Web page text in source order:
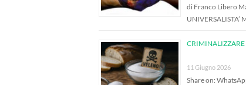
di Franco Libero
UNIVERSALISTA’
CRIMINALIZZARE
11 Giugno 2026
Share on: